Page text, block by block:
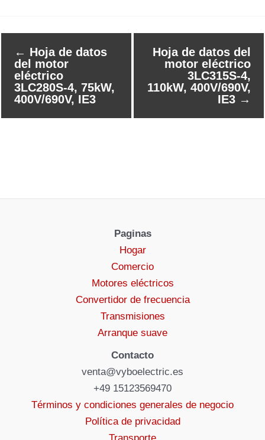
← Hoja de datos
del motor
eléctrico
3LC280S-4, 75kW,
400V/690V, IE3
Hoja de datos del
motor eléctrico
3LC315S-4,
110kW, 400V/690V,
IE3 →
Paginas
Hogar
Comercio
Motores eléctricos
Convertidor de frecuencia
Transmisiones
Arranque suave
Contacto
venta@vyboelectric.es
+49 15123569470
Términos y condiciones generales de negocio
Política de privacidad